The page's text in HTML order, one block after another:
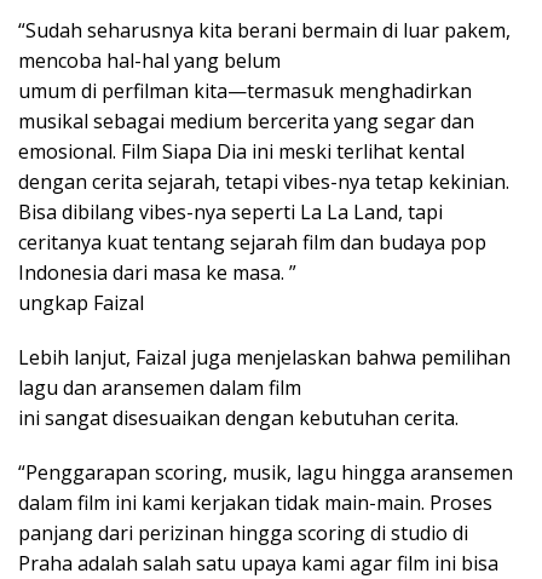
“Sudah seharusnya kita berani bermain di luar pakem,
mencoba hal-hal yang belum
umum di perfilman kita—termasuk menghadirkan
musikal sebagai medium bercerita yang segar dan
emosional. Film Siapa Dia ini meski terlihat kental
dengan cerita sejarah, tetapi vibes-nya tetap kekinian.
Bisa dibilang vibes-nya seperti La La Land, tapi
ceritanya kuat tentang sejarah film dan budaya pop
Indonesia dari masa ke masa. ”
ungkap Faizal
Lebih lanjut, Faizal juga menjelaskan bahwa pemilihan
lagu dan aransemen dalam film
ini sangat disesuaikan dengan kebutuhan cerita.
“Penggarapan scoring, musik, lagu hingga aransemen
dalam film ini kami kerjakan tidak main-main. Proses
panjang dari perizinan hingga scoring di studio di
Praha adalah salah satu upaya kami agar film ini bisa